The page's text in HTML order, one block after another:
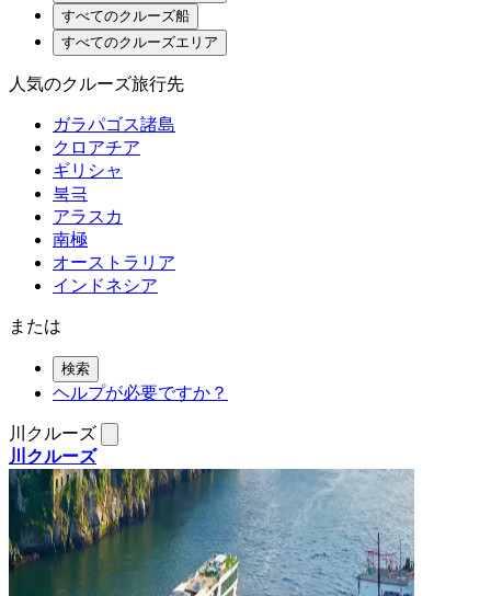
すべてのクルーズ船
すべてのクルーズエリア
人気のクルーズ旅行先
ガラパゴス諸島
クロアチア
ギリシャ
북극
アラスカ
南極
オーストラリア
インドネシア
または
検索
ヘルプが必要ですか？
川クルーズ
川クルーズ